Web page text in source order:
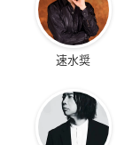
速水奨